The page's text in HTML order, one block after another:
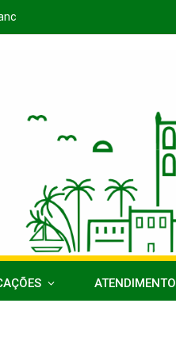
ATENDIMENTO